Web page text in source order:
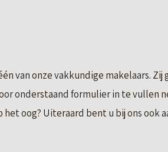
van onze vakkundige makelaars. Zij
onderstaand formulier in te vullen
oog? Uiteraard bent u bij ons ook